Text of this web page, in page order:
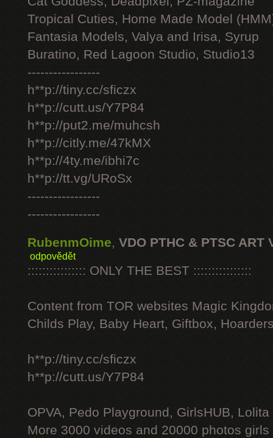
Tropical Cuties, Home Made Model
Fantasia Models, Valya and Irisa, Syrup
Buratino, Red Lagoon Studio, Studio13
-----------------
h**p://tiny.cc/sficzx
h**p://cutt.us/Y7P84
h**p://put2.me/muhcsh
h**p://citly.me/47kMX
h**p://4ty.me/ibhi7c
h**p://tt.vg/URoSx
-----------------
-----------------
RubenmOime, VDO PTHC & PTSC ART
odpovědět
:::::::::::::::: ONLY THE BEST ::::::::::::::::
Content from TOR websites Magic
Childs Play, Baby Heart, Giftbox,
h**p://tiny.cc/sficzx
h**p://cutt.us/Y7P84
OPVA, Pedo Playground, GirlsHUB, Lolita
More 3000 videos and 20000 photos